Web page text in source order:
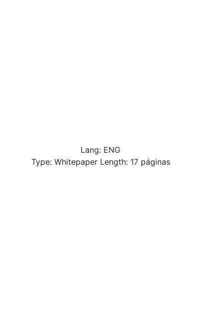
Lang: ENG
Type: Whitepaper Length: 17 páginas